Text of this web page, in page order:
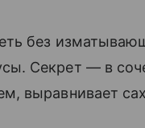
без
Секрет — в
выравнивает